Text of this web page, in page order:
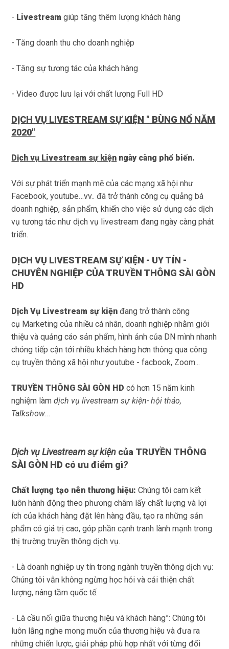
- Livestream giúp tăng thêm lượng khách hàng
- Tăng doanh thu cho doanh nghiệp
- Tăng sự tương tác của khách hàng
- Video được lưu lại với chất lượng Full HD
DỊCH VỤ LIVESTREAM SỰ KIỆN " BÙNG NỔ NĂM
2020"
Dịch vụ Livestream sự kiện ngày càng phổ biến.
Với sự phát triển mạnh mẽ của các mạng xã hội như
Facebook, youtube…vv.. đã trở thành công cụ quảng bá
doanh nghiệp, sản phẩm, khiến cho việc sử dụng các dịch
vụ tương tác nhưdịch vụ livestream đang ngày càng phát
triển.
DỊCH VỤ LIVESTREAM SỰ KIỆN - UY TÍN -
CHUYÊN NGHIỆP CỦA TRUYỀN THÔNG SÀI GÒN
HD
Dịch Vụ Livestream sự kiệnđang trở thành công
cụ Marketing của nhiều cá nhân, doanh nghiệp nhằm giới
thiệu và quảng cáo sản phẩm, hình ảnh của DN mình nhanh
chóng tiếp cận tới nhiều khách hàng hơn thông qua công
cụ truyền thông xã hội như youtube - facbook, Zoom...
TRUYỀN THÔNG SÀI GÒN HD có hơn 15 năm kinh
nghiệm làmdịch vụ livestream sự kiện- hội thảo,
Talkshow...
Dịch vụ Livestream sự kiện của TRUYỀN THÔNG
SÀI GÒN HD có ưu điểm gì?
Chất lượng tạo nên thương hiệu: Chúng tôi cam kết
luôn hành động theo phương châm lấy chất lượng và lợi
ích của khách hàng đặt lên hàng đầu, tạo ra những sản
phẩm có giá trị cao, góp phần cạnh tranh lành mạnh trong
thị trường truyền thông dịch vụ.
- Là doanh nghiệp uy tín trong ngành truyền thông dịch vụ:
Chúng tôi vẫn không ngừng học hỏi và cải thiện chất
lượng, nâng tầm quốc tế.
- Là cầu nối giữa thương hiệu và khách hàng”: Chúng tôi
luôn lắng nghe mong muốn của thương hiệu và đưa ra
những chiến lược, giải pháp phù hợp nhất với từng đối